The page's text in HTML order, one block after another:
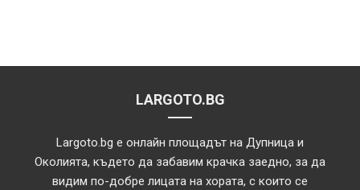
LARGOTO.BG
Largoto.bg е онлайн площадът на Дупница и
Околията, където да забавим крачка заедно, за да
видим по-добре лицата на хората, с които се